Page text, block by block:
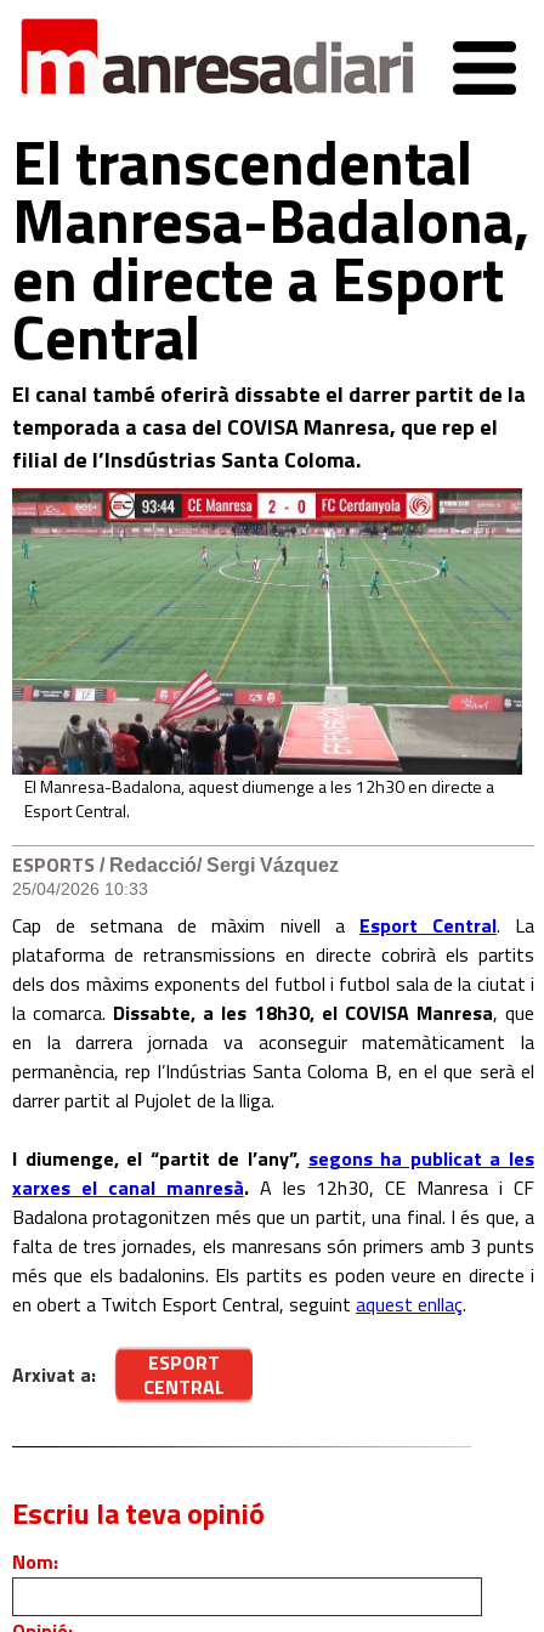
El transcendental
Manresa-Badalona,
en directe a Esport
Central
El canal també oferirà dissabte el darrer partit de la
temporada a casa del COVISA Manresa, que rep el
filial de l’Insdústrias Santa Coloma.
El Manresa-Badalona, aquest diumenge a les 12h30 en directe a
Esport Central.
ESPORTS / Redacció/ Sergi Vázquez
25/04/2026 10:33
Cap de setmana de màxim nivell a Esport Central. La
plataforma de retransmissions en directe cobrirà els partits
dels dos màxims exponents del futbol i futbol sala de la ciutat i
la comarca. Dissabte, a les 18h30, el COVISA Manresa, que
en la darrera jornada va aconseguir matemàticament la
permanència, rep l’Indústrias Santa Coloma B, en el que serà el
darrer partit al Pujolet de la lliga.
I diumenge, el “partit de l’any”, segons ha publicat a les
xarxes el canal manresà.A les 12h30, CE Manresa i CF
Badalona protagonitzen més que un partit, una final. I és que, a
falta de tres jornades, els manresans són primers amb 3 punts
més que els badalonins. Els partits es poden veure en directe i
en obert a Twitch Esport Central, seguint aquest enllaç.
Arxivat a:
ESPORT
CENTRAL
Escriu la teva opinió
Nom: